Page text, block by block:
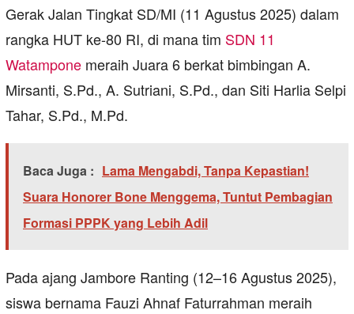
Gerak Jalan Tingkat SD/MI (11 Agustus 2025) dalam
rangka HUT ke-80 RI, di mana tim SDN 11
Watampone meraih Juara 6 berkat bimbingan A.
Mirsanti, S.Pd., A. Sutriani, S.Pd., dan Siti Harlia Selpi
Tahar, S.Pd., M.Pd.
Baca Juga : Lama Mengabdi, Tanpa Kepastian!
Suara Honorer Bone Menggema, Tuntut Pembagian
Formasi PPPK yang Lebih Adil
Pada ajang Jambore Ranting (12–16 Agustus 2025),
siswa bernama Fauzi Ahnaf Faturrahman meraih